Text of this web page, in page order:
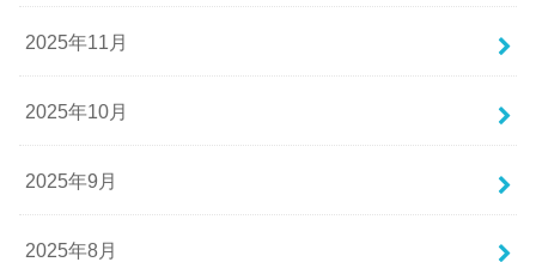
2025年11月
2025年10月
2025年9月
2025年8月